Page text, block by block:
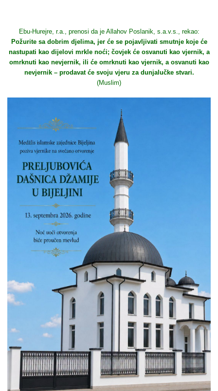
Ebu-Hurejre, r.a., prenosi da je Allahov Poslanik, s.a.v.s., rekao:
Požurite sa dobrim djelima, jer će se pojavljivati smutnje koje će
nastupati kao dijelovi mrkle noći; čovjek će osvanuti kao vjernik, a
omrknuti kao nevjernik, ili će omrknuti kao vjernik, a osvanuti kao
nevjernik – prodavat će svoju vjeru za dunjalučke stvari.
(Muslim)